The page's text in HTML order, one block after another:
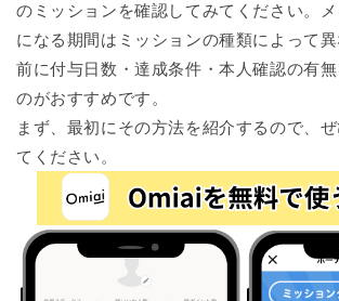
のミッションを確認してみてください。
になる期間はミッションの種類によって
前に付与日数・達成条件・本人確認の有無
のがおすすめです。
まず、最初にその方法を紹介するので、
てください。